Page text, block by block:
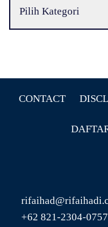
CONTACT
+62 821-2304-0757